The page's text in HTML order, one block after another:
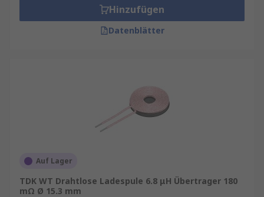
Hinzufügen
Datenblätter
Auf Lager
TDK WT Drahtlose Ladespule 6.8 μH Übertrager 180
mΩ Ø 15.3 mm